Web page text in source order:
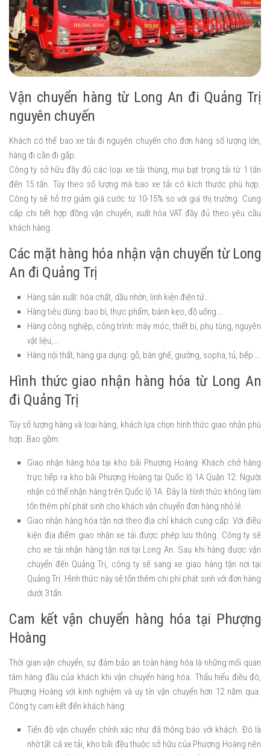
Vận chuyển hàng từ Long An đi Quảng Trị
nguyên chuyến
Khách có thể bao xe tải đi nguyên chuyến cho đơn hàng số lượng lớn,
hàng đi cần đi gấp.
Công ty sở hữu đầy đủ các loại xe tải thùng, mui bạt trọng tải từ 1 tấn
đến 15 tấn. Tùy theo số lượng mà bao xe tải có kích thước phù hợp.
Công ty sẽ hỗ trợ giảm giá cước từ 10-15% so với giá thị trường. Cung
cấp chi tiết hợp đồng vận chuyển, xuất hóa VAT đầy đủ theo yêu cầu
khách hàng.
Các mặt hàng hóa nhận vận chuyển từ Long
An đi Quảng Trị
Hàng sản xuất: hóa chất, dầu nhờn, linh kiện điện tử…
Hàng tiêu dùng: bao bì, thực phẩm, bánh kẹo, đồ uống….
Hàng công nghiệp, công trình: máy móc, thiết bị, phụ tùng, nguyên
vật liệu,…
Hàng nội thất, hàng gia dụng: gỗ, bàn ghế, giường, sopha, tủ, bếp …
Hình thức giao nhận hàng hóa từ Long An
đi Quảng Trị
Tùy số lượng hàng và loại hàng, khách lựa chọn hình thức giao nhận phù
hợp. Bao gồm:
Giao nhận hàng hóa tại kho bãi Phượng Hoàng: Khách chở hàng
trực tiếp ra kho bãi Phượng Hoàng tại Quốc lộ 1A Quận 12. Người
nhận có thể nhận hàng trên Quốc lộ 1A. Đây là hình thức không làm
tốn thêm phí phát sinh cho khách vận chuyển đơn hàng nhỏ lẻ.
Giao nhận hàng hóa tận nơi theo địa chỉ khách cung cấp: Với điều
kiện địa điểm giao nhận xe tải được phép lưu thông. Công ty sẽ
cho xe tải nhận hàng tận nơi tại Long An. Sau khi hàng được vận
chuyển đến Quảng Trị, công ty sẽ sang xe giao hàng tận nơi tại
Quảng Trị. Hình thức này sẽ tốn thêm chi phí phát sinh với đơn hàng
dưới 3 tấn.
Cam kết vận chuyển hàng hóa tại Phượng
Hoàng
Thời gian vận chuyển, sự đảm bảo an toàn hàng hóa là những mối quan
tâm hàng đầu của khách khi vận chuyển hàng hóa. Thấu hiểu điều đó,
Phượng Hoàng với kinh nghiệm và uy tín vận chuyển hơn 12 năm qua.
Công ty cam kết đến khách hàng:
Tiến độ vận chuyển chính xác như đã thông báo với khách. Đó là
nhờ tất cả xe tải, kho bãi đều thuộc sở hữu của Phượng Hoàng nên